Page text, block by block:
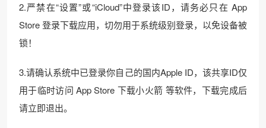
2.严禁在“设置”或“iCloud”中登录该ID，请务必只在 App
Store 登录下载应用，切勿用于系统级别登录，以免设备被
锁！
3.请确认系统中已登录你自己的国内Apple ID，该共享ID仅
用于临时访问 App Store 下载小火箭 等软件，下载完成后
请立即退出。